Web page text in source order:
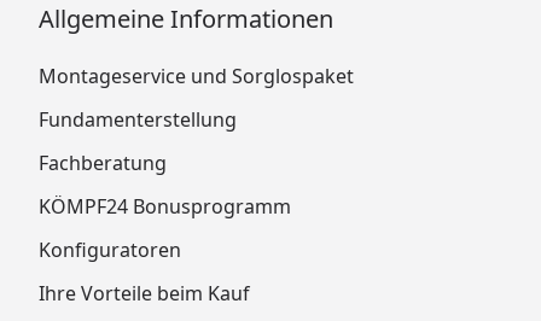
Allgemeine Informationen
Montageservice und Sorglospaket
Fundamenterstellung
Fachberatung
KÖMPF24 Bonusprogramm
Konfiguratoren
Ihre Vorteile beim Kauf